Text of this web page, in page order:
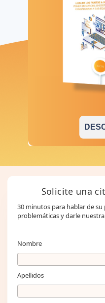
Solicite una
30 minutos para hablar de
problemáticas y darle
Nombre
Apellidos